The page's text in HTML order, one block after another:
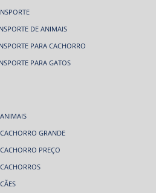
DE ANIMAIS
PARA CACHORRO
PARA GATOS
GRANDE
PREÇO